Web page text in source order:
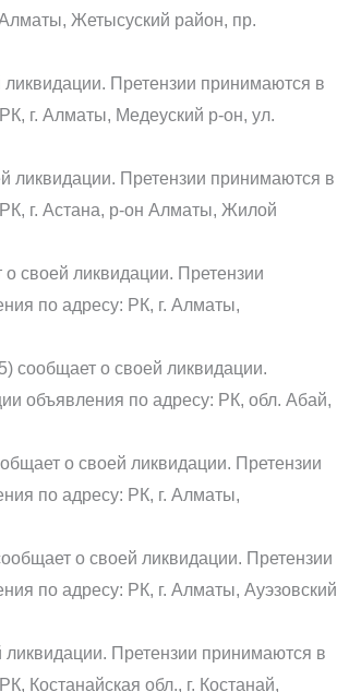
Жетысуский район, пр.
Претензии принимаются в
г. Алматы, Медеуский р-он, ул.
Претензии принимаются в
г. Астана, р-он Алматы, Жилой
ликвидации. Претензии
по адресу: РК, г. Алматы,
сообщает о своей ликвидации.
объявления по адресу: РК, обл. Абай,
о своей ликвидации. Претензии
по адресу: РК, г. Алматы,
о своей ликвидации. Претензии
по адресу: РК, г. Алматы, Ауэзовский
Претензии принимаются в
Костанайская обл., г. Костанай,